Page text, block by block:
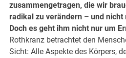
zusammengetragen, die wir
radikal zu verändern – und
Doch es geht ihm nicht nur um
Rothkranz betrachtet den
Sicht: Alle Aspekte des Körpers,